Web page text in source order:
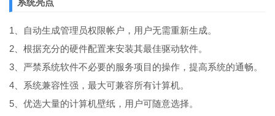
系统亮点
1、自动生成管理员权限帐户，用户无需重新生成。
2、根据充分的硬件配置来安装其最佳驱动软件。
3、严禁系统软件不必要的服务项目的操作，提高系统的通畅。
4、系统兼容性强，最大可兼容所有计算机。
5、优选大量的计算机壁纸，用户可随意选择。